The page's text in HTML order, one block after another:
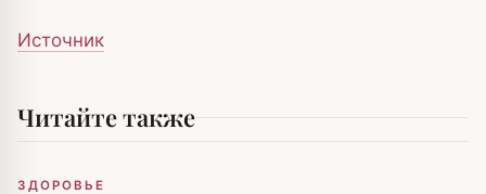
Источник
Читайте также
ЗДОРОВЬЕ